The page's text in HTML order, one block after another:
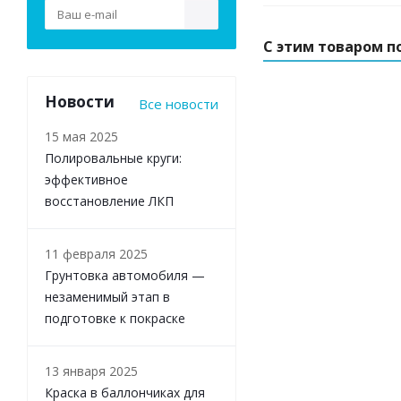
С этим товаром
Новости Все новости
15 мая 2025
Полировальные круги:
эффективное
восстановление ЛКП
11 февраля 2025
Грунтовка автомобиля —
незаменимый этап в
подготовке к покраске
13 января 2025
Краска в баллончиках для